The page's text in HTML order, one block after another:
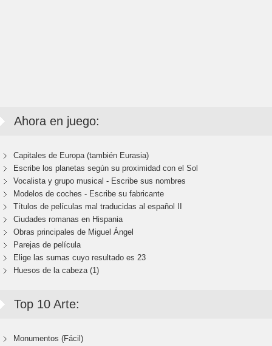
Ahora en juego:
Capitales de Europa (también Eurasia)
Escribe los planetas según su proximidad con el Sol
Vocalista y grupo musical - Escribe sus nombres
Modelos de coches - Escribe su fabricante
Títulos de películas mal traducidas al español II
Ciudades romanas en Hispania
Obras principales de Miguel Ángel
Parejas de película
Elige las sumas cuyo resultado es 23
Huesos de la cabeza (1)
Top 10 Arte:
Monumentos (Fácil)